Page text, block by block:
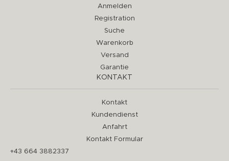
Anmelden
Registration
Suche
Warenkorb
Versand
Garantie
KONTAKT
Kontakt
Kundendienst
Anfahrt
Kontakt Formular
+43 664 3882337